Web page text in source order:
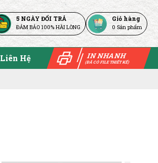
5 NGÀY ĐỔI TRẢ
ĐẢM BẢO 100% HÀI LÒNG
Giỏ hàng
0 Sản phẩm
Liên Hệ IN NHANH
(ĐÃ CÓ FILE THIẾT KẾ)